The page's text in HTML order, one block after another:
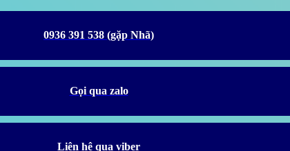
0936 391 538 (gặp Nhã)
Gọi qua zalo
Liên hệ qua viber